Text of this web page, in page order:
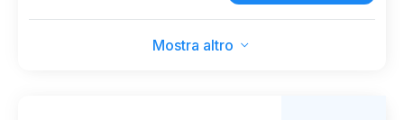
Mostra altro